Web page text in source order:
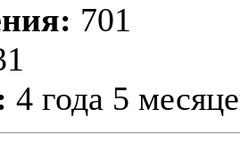
701
4 года 5